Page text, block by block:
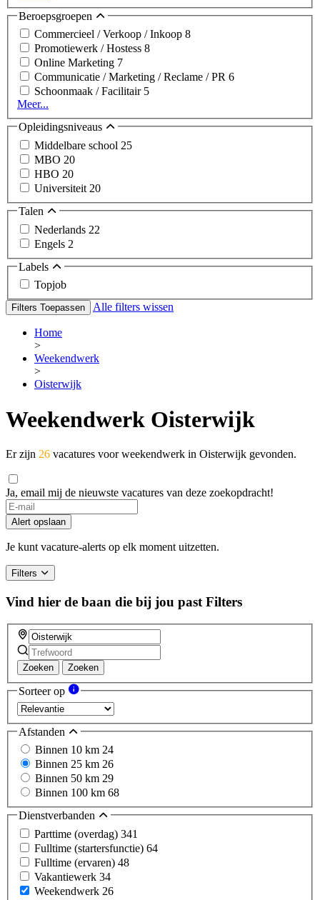
Beroepsgroepen
Commercieel / Verkoop / Inkoop 8
Promotiewerk / Hostess 8
Online Marketing 7
Communicatie / Marketing / Reclame / PR 6
Schoonmaak / Facilitair 5
Meer...
Opleidingsniveaus
Middelbare school 25
MBO 20
HBO 20
Universiteit 20
Talen
Nederlands 22
Engels 2
Labels
Topjob
Filters Toepassen Alle filters wissen
Home
>
Weekendwerk
>
Oisterwijk
Weekendwerk Oisterwijk
Er zijn 26 vacatures voor weekendwerk in Oisterwijk gevonden.
Ja, email mij de nieuwste vacatures van deze zoekopdracht!
Alert opslaan
Je kunt vacature-alerts op elk moment uitzetten.
Filters
Vind hier de baan die bij jou past Filters
Zoeken Zoeken
Sorteer op
Afstanden
Binnen 10 km 24
Binnen 25 km 26
Binnen 50 km 29
Binnen 100 km 68
Dienstverbanden
Parttime (overdag) 341
Fulltime (startersfunctie) 64
Fulltime (ervaren) 48
Vakantiewerk 34
Weekendwerk 26